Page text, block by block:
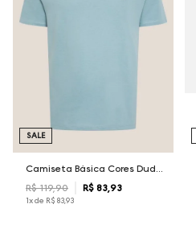
R$ 119,90 R$ 83, 93
1x de R$ 83,93
SALE